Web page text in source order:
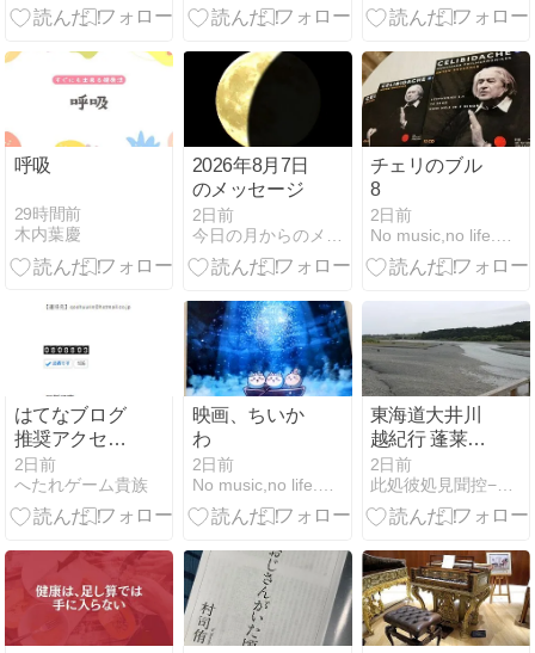
スブドウ・フ
イチゴ・フル
ーツアイスモ
モ・フルーツ
アイスレモン
呼吸
29時間前
木内葉慶
2026年8月7日
のメッセージ
2日前
チェリのブル
8
2日前
はてなブログ
推奨アクセス
カウンターは
ありますか？
2日前
へたれゲーム貴族
映画、ちいか
わ
2日前
No music,no life.〜みこのつれづれ〜
東海道大井川
越紀行 蓬莱橋
を渡る編
2日前
此処彼処見聞控−ここかしこみききのひかえ